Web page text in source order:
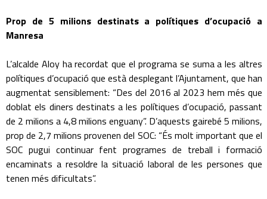
Prop de 5 milions destinats a polítiques d’ocupació a
Manresa
L’alcalde Aloy ha recordat que el programa se suma a les altres
polítiques d’ocupació que està desplegant l’Ajuntament, que han
augmentat sensiblement: “Des del 2016 al 2023 hem més que
doblat els diners destinats a les polítiques d’ocupació, passant
de 2 milions a 4,8 milions enguany”. D’aquests gairebé 5 milions,
prop de 2,7 milions provenen del SOC: “És molt important que el
SOC pugui continuar fent programes de treball i formació
encaminats a resoldre la situació laboral de les persones que
tenen més dificultats”.